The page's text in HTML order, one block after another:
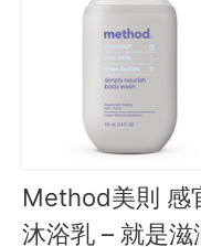
Method美則 感
沐浴乳 – 就是滋